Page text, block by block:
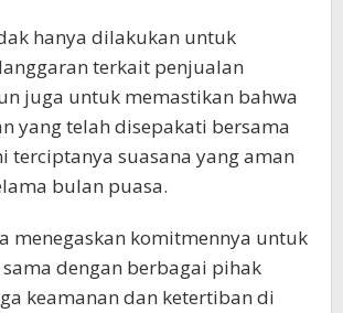
hanya dilakukan untuk
terkait penjualan
juga untuk memastikan bahwa
yang telah disepakati bersama
terciptanya suasana yang aman
bulan puasa.
menegaskan komitmennya untuk
dengan berbagai pihak
keamanan dan ketertiban di